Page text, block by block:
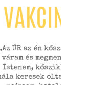
Határtalanság